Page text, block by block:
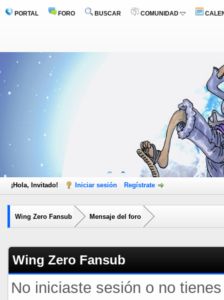
PORTAL FORO BUSCAR COMUNIDAD
¡Hola, Invitado! Iniciar sesión Regístrate
Wing Zero Fansub Mensaje del foro
Wing Zero Fansub
No iniciaste sesión o no